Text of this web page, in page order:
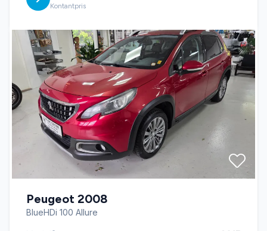
Kontantpris
Peugeot 2008
BlueHDi 100 Allure